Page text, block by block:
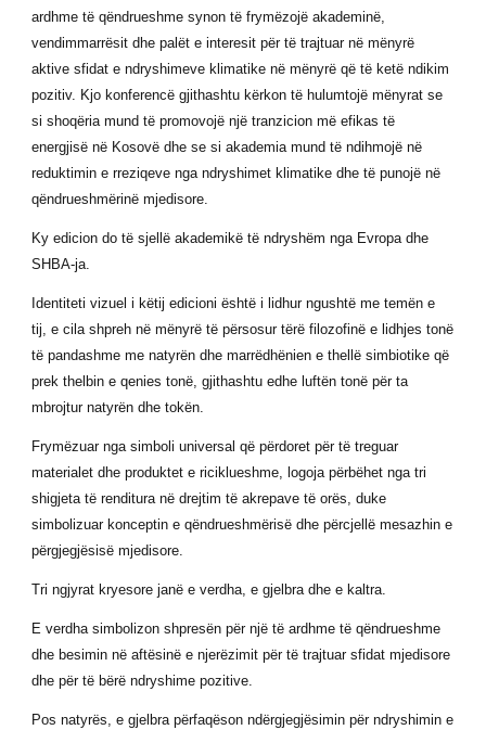
ardhme të qëndrueshme synon të frymëzojë akademinë,
vendimmarrësit dhe palët e interesit për të trajtuar në mënyrë
aktive sfidat e ndryshimeve klimatike në mënyrë që të ketë ndikim
pozitiv. Kjo konferencë gjithashtu kërkon të hulumtojë mënyrat se
si shoqëria mund të promovojë një tranzicion më efikas të
energjisë në Kosovë dhe se si akademia mund të ndihmojë në
reduktimin e rreziqeve nga ndryshimet klimatike dhe të punojë në
qëndrueshmërinë mjedisore.
Ky edicion do të sjellë akademikë të ndryshëm nga Evropa dhe
SHBA-ja.
Identiteti vizuel i këtij edicioni është i lidhur ngushtë me temën e
tij, e cila shpreh në mënyrë të përsosur tërë filozofinë e lidhjes tonë
të pandashme me natyrën dhe marrëdhënien e thellë simbiotike që
prek thelbin e qenies tonë, gjithashtu edhe luftën tonë për ta
mbrojtur natyrën dhe tokën.
Frymëzuar nga simboli universal që përdoret për të treguar
materialet dhe produktet e riciklueshme, logoja përbëhet nga tri
shigjeta të renditura në drejtim të akrepave të orës, duke
simbolizuar konceptin e qëndrueshmërisë dhe përcjellë mesazhin e
përgjegjësisë mjedisore.
Tri ngjyrat kryesore janë e verdha, e gjelbra dhe e kaltra.
E verdha simbolizon shpresën për një të ardhme të qëndrueshme
dhe besimin në aftësinë e njerëzimit për të trajtuar sfidat mjedisore
dhe për të bërë ndryshime pozitive.
Pos natyrës, e gjelbra përfaqëson ndërgjegjësimin për ndryshimin e